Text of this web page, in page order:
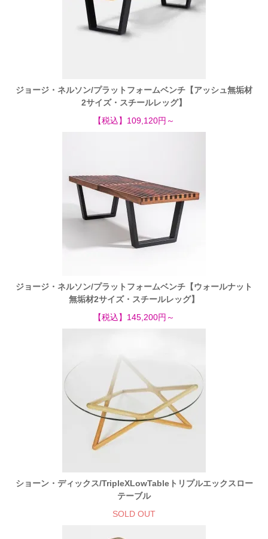
ジョージ・ネルソン/プラットフォームベンチ【アッシュ無垢材
2サイズ・スチールレッグ】
【税込】109,120円～
ジョージ・ネルソン/プラットフォームベンチ【ウォールナット
無垢材2サイズ・スチールレッグ】
【税込】145,200円～
ショーン・ディックス/TripleXLowTableトリプルエックスロー
テーブル
SOLD OUT